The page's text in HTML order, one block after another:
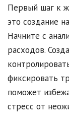
Первый шаг к
это создание
Начните с
расходов.
фиксировать
поможет
стресс от